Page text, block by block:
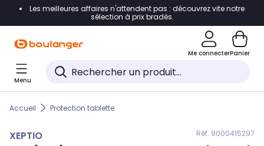
Accéder directement à la navigation
Accéder directement au pied de page
Accéder directement au chatbot
Les meilleures affaires n'attendent pas : découvrez vite notre
sélection à prix bradés.
Me connecterPanier
Menu
Accueil Protection tablette
XEPTIO Réf. 9000415297